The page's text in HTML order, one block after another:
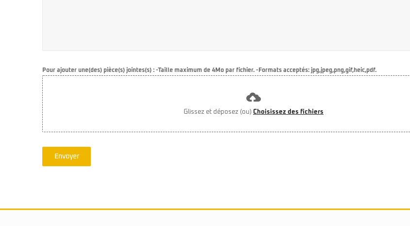
Pour ajouter une(des) pièce(s) jointes(s) : -Taille maximum de 4Mo par fichier. -Formats acceptés: jpg,jpeg,png,gif,heic,pdf.
Glissez et déposez (ou) Choisissez des fichiers
Envoyer